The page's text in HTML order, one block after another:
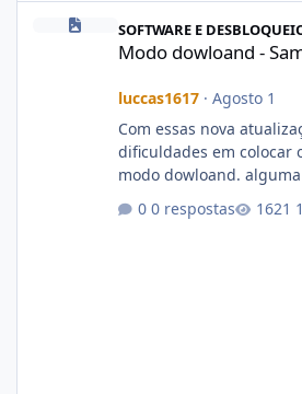
Modo dowloand - Samsung
SOFTWARE E
Modo dowloand -
luccas1617· Agosto 1
Com essas nova
dificuldades em colocar
modo dowloand.
0 respostas